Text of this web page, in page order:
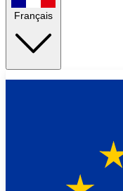
Français